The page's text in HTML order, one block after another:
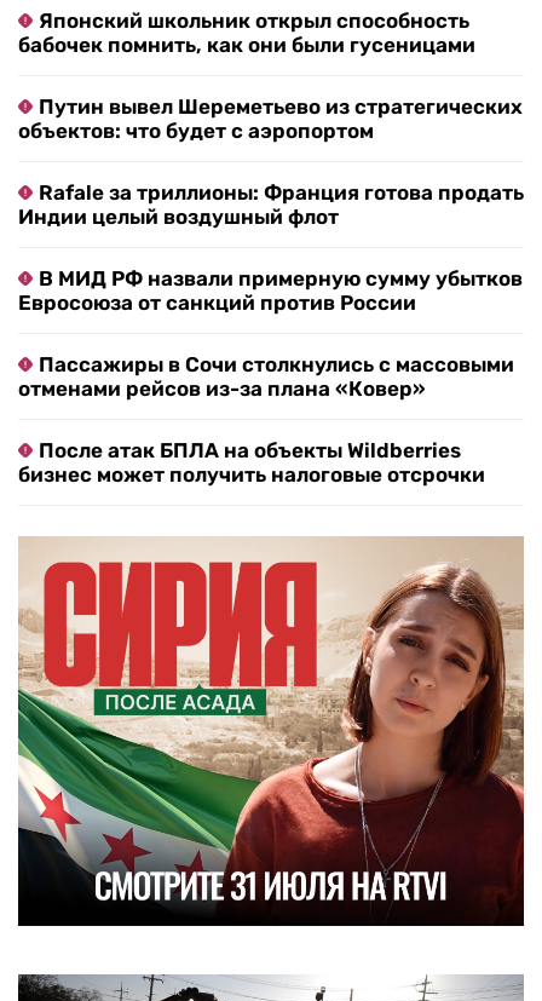
Японский школьник открыл способность
бабочек помнить, как они были гусеницами
Путин вывел Шереметьево из стратегических
объектов: что будет с аэропортом
Rafale за триллионы: Франция готова продать
Индии целый воздушный флот
В МИД РФ назвали примерную сумму убытков
Евросоюза от санкций против России
Пассажиры в Сочи столкнулись с массовыми
отменами рейсов из-за плана «Ковер»
После атак БПЛА на объекты Wildberries
бизнес может получить налоговые отсрочки